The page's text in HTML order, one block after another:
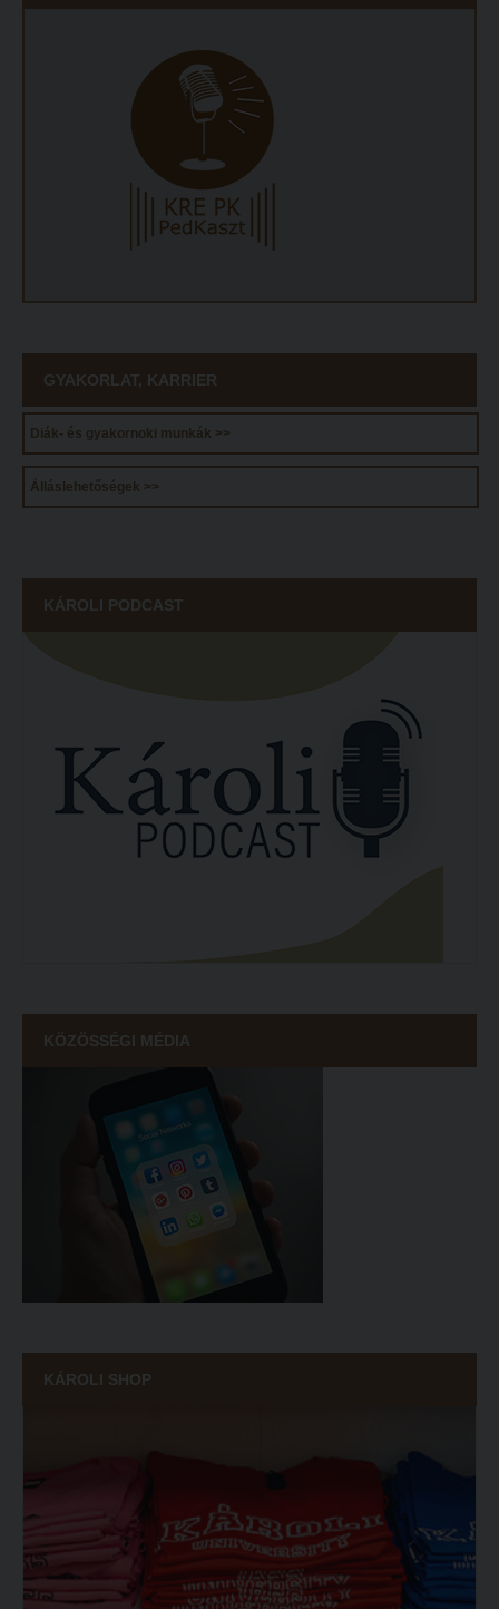
Díszoklevél igénylés
GYAKORLAT, KARRIER
Diák- és gyakornoki munkák >>
Álláslehetőségek >>
KÁROLI PODCAST
KÖZÖSSÉGI MÉDIA
KÁROLI SHOP